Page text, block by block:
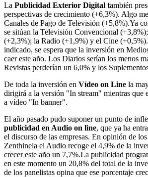
La Publicidad Exterior Digital también
perspectivas de crecimiento (+6,3%). Algo
Canales de Pago de Televisión (+5,8%).Ya
se sitúan la Televisión Convencional
(+2,3%); la Radio (+1,9%) y el Cine
indicado, se espera que la inversión en
caer este año. Los Diarios serían los menos
Revistas perderían un 6,0% y los
De toda la inversión en Vídeo on Line la
dirigirá a la versión "In stream" mientras que
a vídeo "In banner".
El año pasado pudo suponer un punto de
publicidad en Audio on line, que ya ha
el discurso de las empresas. En opinión de
Zenthinela el Audio recoge el 4,9% de la
crecer este año un 7,7%.La publicidad
en este momento un 20,8% del total de la
de los panelistas opina que ese porcentaje